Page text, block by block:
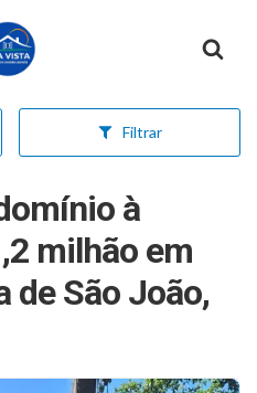
inicial
Filtrar
à
milhão em
de São João,